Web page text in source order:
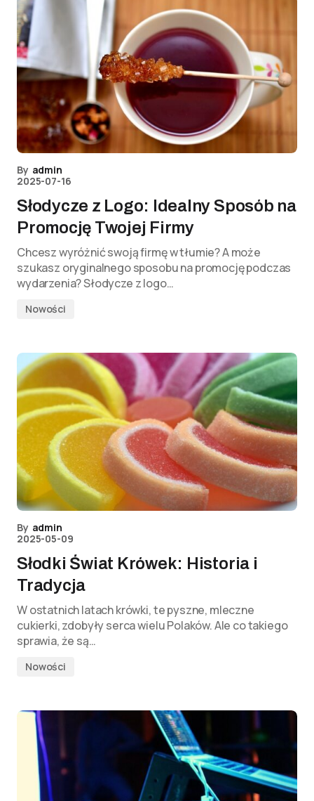
By admin
2025-07-16
Słodycze z Logo: Idealny Sposób na
Promocję Twojej Firmy
Chcesz wyróżnić swoją firmę w tłumie? A może
szukasz oryginalnego sposobu na promocję podczas
wydarzenia? Słodycze z logo…
Nowości
By admin
2025-05-09
Słodki Świat Krówek: Historia i
Tradycja
W ostatnich latach krówki, te pyszne, mleczne
cukierki, zdobyły serca wielu Polaków. Ale co takiego
sprawia, że są…
Nowości